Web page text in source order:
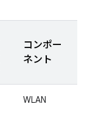
コンポー
ネント
WLAN